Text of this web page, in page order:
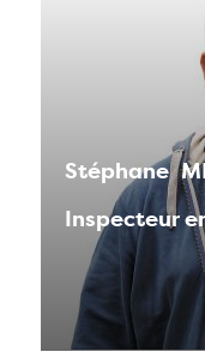
Stéphane
Inspecteur